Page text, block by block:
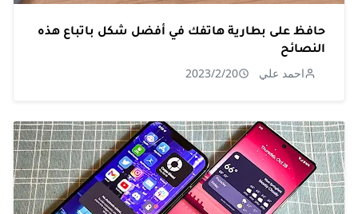
حافظ على بطارية هاتفك في أفضل شكل باتباع هذه
النصائح
احمد علي 2023/2/20